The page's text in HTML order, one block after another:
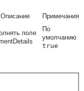
Описание Примечания
поле
По
умолчанию
true